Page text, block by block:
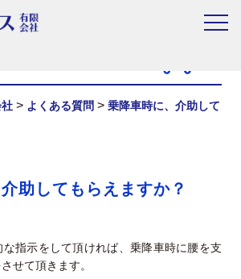
> よくある質問 > 乗降車時に、介助して
助してもらえますか？
な指示をして頂ければ、乗降車時に腰を支
せて頂きます。